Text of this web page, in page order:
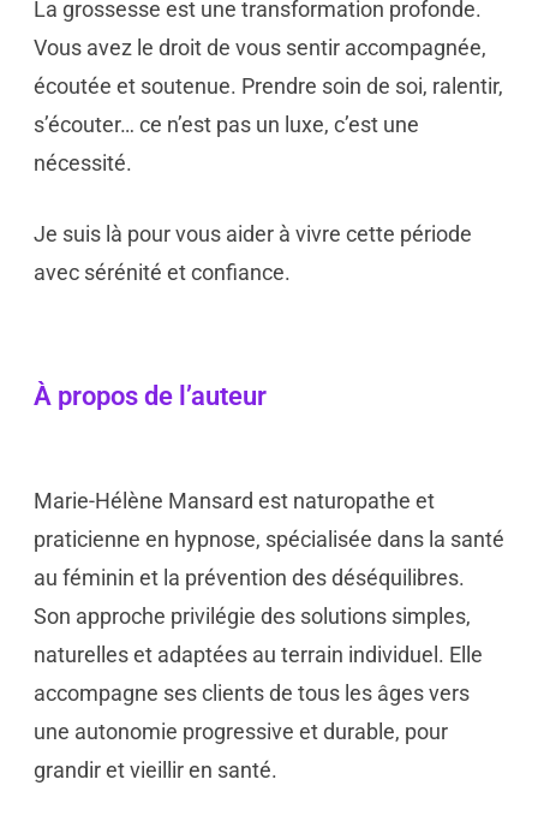
La grossesse est une transformation profonde.
Vous avez le droit de vous sentir accompagnée,
écoutée et soutenue. Prendre soin de soi, ralentir,
s’écouter… ce n’est pas un luxe, c’est une
nécessité.
Je suis là pour vous aider à vivre cette période
avec sérénité et confiance.
À propos de l’auteur
Marie-Hélène Mansard est naturopathe et
praticienne en hypnose, spécialisée dans la santé
au féminin et la prévention des déséquilibres.
Son approche privilégie des solutions simples,
naturelles et adaptées au terrain individuel. Elle
accompagne ses clients de tous les âges vers
une autonomie progressive et durable, pour
grandir et vieillir en santé.